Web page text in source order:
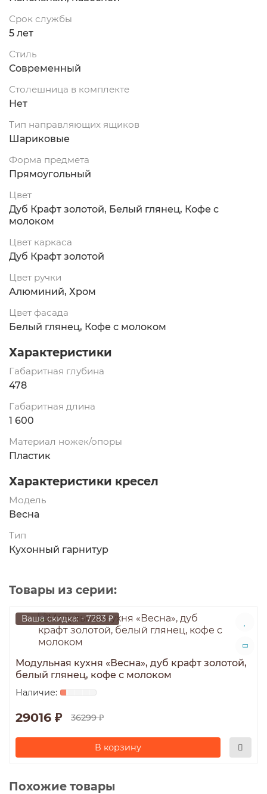
Срок службы
5 лет
Стиль
Современный
Столешница в комплекте
Нет
Тип направляющих ящиков
Шариковые
Форма предмета
Прямоугольный
Цвет
Дуб Крафт золотой, Белый глянец, Кофе с
молоком
Цвет каркаса
Дуб Крафт золотой
Цвет ручки
Алюминий, Хром
Цвет фасада
Белый глянец, Кофе с молоком
Характеристики
Габаритная глубина
478
Габаритная длина
1 600
Материал ножек/опоры
Пластик
Характеристики кресел
Модель
Весна
Тип
Кухонный гарнитур
Товары из серии:
Ваша скидка: - 7283 ₽
Модульная кухня «Весна», дуб крафт золотой,
белый глянец, кофе с молоком
29016 ₽ 36299 ₽
В корзину
Похожие товары